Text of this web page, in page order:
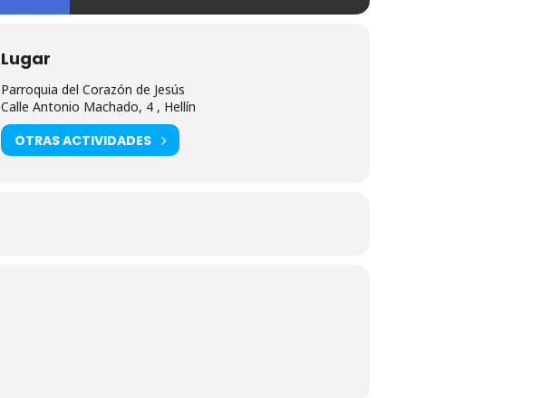
Lugar
Parroquia del Corazón de Jesús
Calle Antonio Machado, 4 , Hellín
OTRAS ACTIVIDADES